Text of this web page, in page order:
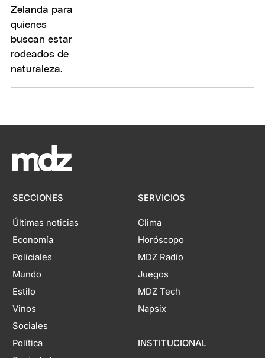
SECCIONES
Últimas noticias
Economía
Policiales
Mundo
Estilo
Vinos
Sociales
Política
SERVICIOS
Clima
Horóscopo
MDZ Radio
Juegos
MDZ Tech
Napsix
INSTITUCIONAL